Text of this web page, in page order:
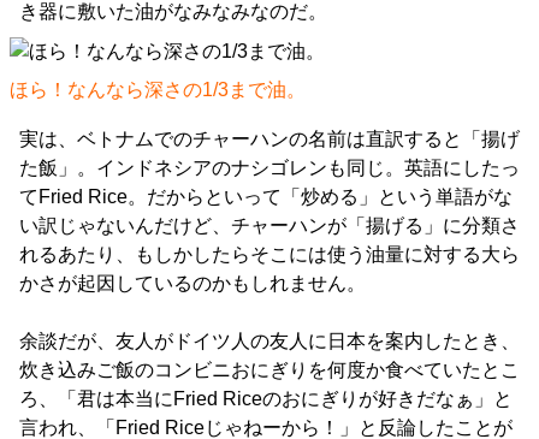
き器に敷いた油がなみなみなのだ。
ほら！なんなら深さの1/3まで油。
実は、ベトナムでのチャーハンの名前は直訳すると「揚げ
た飯」。インドネシアのナシゴレンも同じ。英語にしたっ
てFried Rice。だからといって「炒める」という単語がな
い訳じゃないんだけど、チャーハンが「揚げる」に分類さ
れるあたり、もしかしたらそこには使う油量に対する大ら
かさが起因しているのかもしれません。
余談だが、友人がドイツ人の友人に日本を案内したとき、
炊き込みご飯のコンビニおにぎりを何度か食べていたとこ
ろ、「君は本当にFried Riceのおにぎりが好きだなぁ」と
言われ、「Fried Riceじゃねーから！」と反論したことが